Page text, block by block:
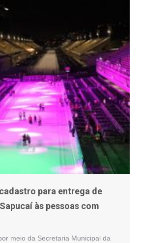
para entrega de
às pessoas com
meio da Secretaria Municipal da